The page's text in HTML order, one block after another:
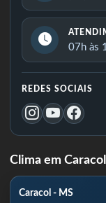
07h às
REDES SOCIAIS
Clima em
Caracol - MS